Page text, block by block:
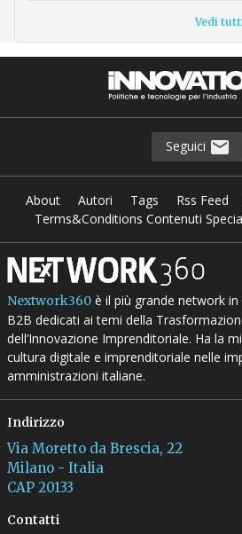
Vedi
Seguici
About Autori Tags Rss Feed
Terms&Conditions Contenuti
Nextwork360è il più grande network
B2B dedicati ai temi della
dell’Innovazione Imprenditoriale. Ha la
cultura digitale e imprenditoriale nelle
amministrazioni italiane.
Indirizzo
Via Moretto da Brescia, 22
Milano - Italia
CAP 20133
Contatti